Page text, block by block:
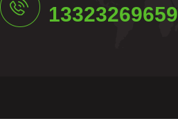
13323269659